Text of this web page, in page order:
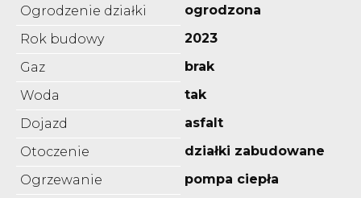
Ogrodzenie działki
ogrodzona
Rok budowy
2023
Gaz
brak
Woda
tak
Dojazd
asfalt
Otoczenie
działki zabudowane
Ogrzewanie
pompa ciepła